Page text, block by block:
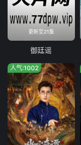
更新至21集
御廷谣
人气:1002